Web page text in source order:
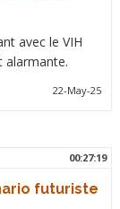
avec le VIH
alarmante.
22-May-25
00:27:19
futuriste